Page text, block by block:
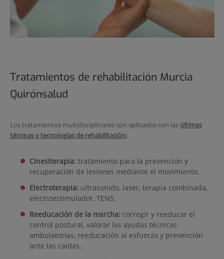
Tratamientos de rehabilitación Murcia
Quirónsalud
Los tratamientos multidisciplinares son aplicados con las últimas
técnicas y tecnologías de rehabilitación:
Cinesiterapia: tratamiento para la prevención y
recuperación de lesiones mediante el movimiento.
Electroterapia: ultrasonido, laser, terapia combinada,
electroestimulador, TENS.
Reeducación de la marcha: corregir y reeducar el
control postural, valorar las ayudas técnicas
ambulatorias, reeducación al esfuerzo y prevención
ante las caídas.